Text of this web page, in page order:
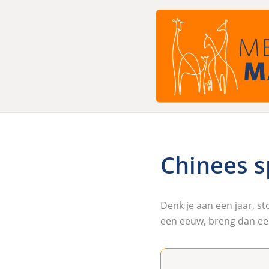
Chinees
Denk je aan een jaar,
een eeuw, breng dan